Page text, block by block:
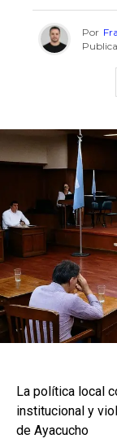
Por
La política local
institucional y
de Ayacucho